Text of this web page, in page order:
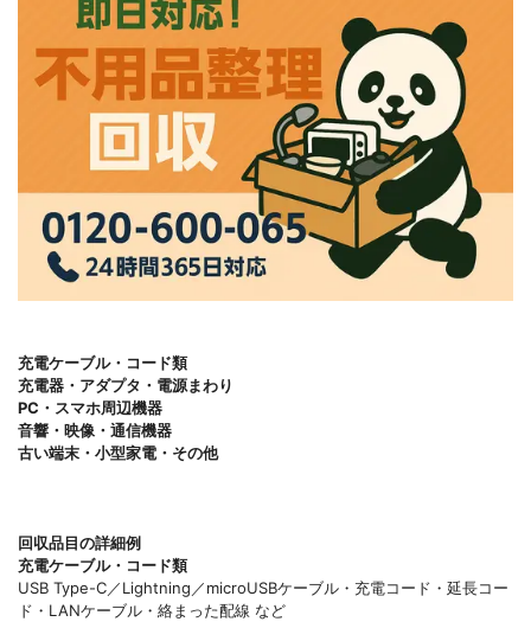
充電ケーブル・コード類
充電器・アダプタ・電源まわり
PC・スマホ周辺機器
音響・映像・通信機器
古い端末・小型家電・その他
回収品目の詳細例
充電ケーブル・コード類
USB Type-C／Lightning／microUSBケーブル・充電コード・延長コー
ド・LANケーブル・絡まった配線 など